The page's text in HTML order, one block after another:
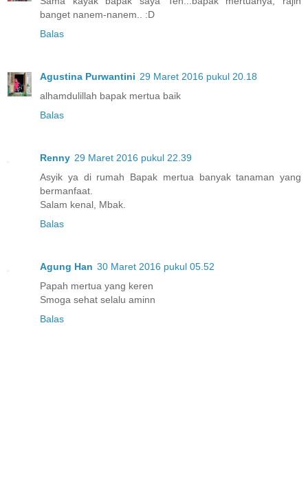
banget nanem-nanem.. :D
Balas
Agustina Purwantini 29 Maret 2016 pukul 20.18
alhamdulillah bapak mertua baik
Balas
Renny 29 Maret 2016 pukul 22.39
Asyik ya di rumah Bapak mertua banyak tanaman yang
bermanfaat.
Salam kenal, Mbak.
Balas
Agung Han 30 Maret 2016 pukul 05.52
Papah mertua yang keren
Smoga sehat selalu aminn
Balas